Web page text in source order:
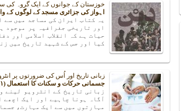
خوزستان کے جوانوں کے ایک گروہ کی
اہواز کی جزائری مسجد کے لوگوں کے
یہ کتاب ایران کی مساجد میں سے
اور تاریخی جغرافیہ پر موجود
حیات ہے کہ انقلاب اسلامی اور
کیا اور جس کے شہید تاریخ میں
زبانی تاریخ اور اُس کی ضرورتوں پر
جسمانی حرکات و سکنات کا استعمال (۱)
زبانی تاریخ کے انٹرویو لینے
آگاہ ہونا چاہیے اور ایک اچھے
مہارتوں میں سے ایک مہارت،